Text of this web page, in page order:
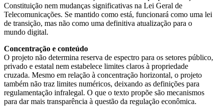
tímida
e
genérica
Constituição nem mudanças significativas na Lei Geral de
Telecomunicações. Se mantido como está, funcionará como uma lei
de transição, mas não como uma definitiva atualização para o
mundo digital.
Concentração e conteúdo
O projeto não determina reserva de espectro para os setores público,
privado e estatal nem estabelece limites claros à propriedade
cruzada. Mesmo em relação à concentração horizontal, o projeto
também não traz limites numéricos, deixando as definições para
regulamentação infralegal. O que o texto propõe são mecanismos
para dar mais transparência à questão da regulação econômica.